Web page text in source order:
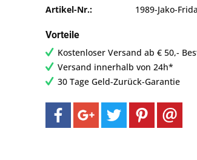
Artikel-Nr.: 1989-Jako-
Vorteile
Kostenloser Versand ab € 50,-
Versand innerhalb von 24h*
30 Tage Geld-Zurück-Garantie